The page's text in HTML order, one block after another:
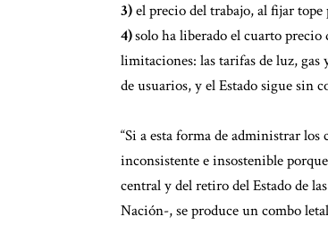
3)el precio del trabajo, al fijar tope
4)solo ha liberado el cuarto precio
limitaciones: las tarifas de luz, gas
de usuarios, y el Estado sigue sin
“Si a esta forma de administrar
inconsistente e insostenible
central y del retiro del Estado de
Nación-, se produce un combo